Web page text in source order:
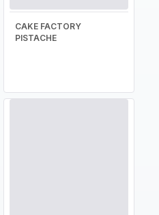
CAKE FACTORY
PISTACHE